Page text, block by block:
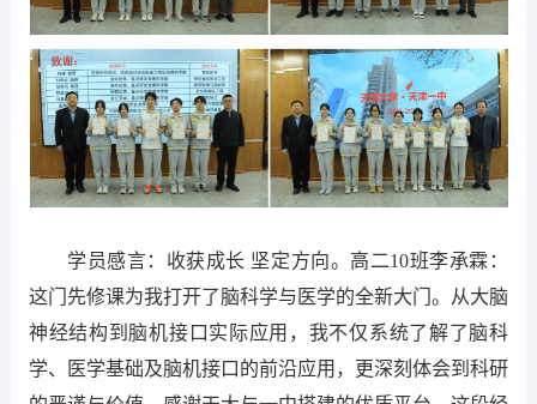
学员感言：收获成长 坚定方向。高二10班李承霖：
这门先修课为我打开了脑科学与医学的全新大门。从大脑
神经结构到脑机接口实际应用，我不仅系统了解了脑科
学、医学基础及脑机接口的前沿应用，更深刻体会到科研